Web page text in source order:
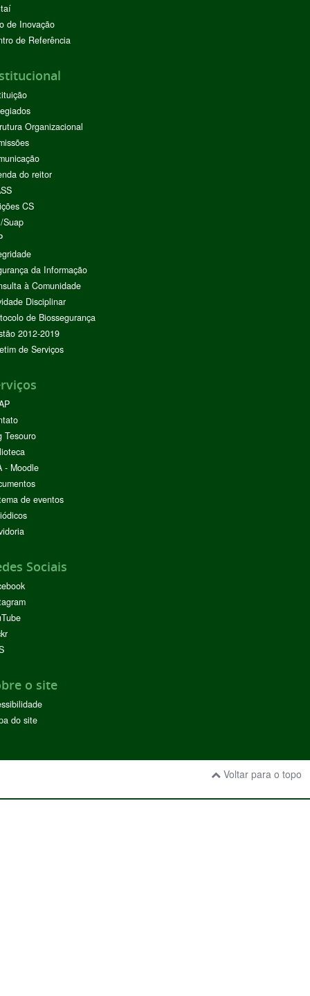
de Inovação
de Referência
Organizacional
do reitor
CS
Suap
da Informação
à Comunidade
Disciplinar
de Biossegurança
2012-2019
de Serviços
Tesouro
- Moodle
de eventos
Sociais
o site
do site
Voltar para o topo